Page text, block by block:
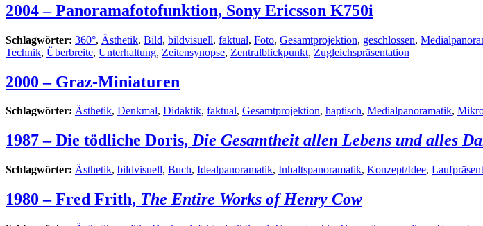
2004 – Panoramafotofunktion, Sony Ericsson K750i
Schlagwörter: 360°, Ästhetik, Bild, bildvisuell, faktual, Foto, Gesamtprojektion, geschlossen,
Technik, Überbreite, Unterhaltung, Zeitensynopse, Zentralblickpunkt, Zugleichspräsentation
2000 – Graz-Miniaturen
Schlagwörter: Ästhetik, Denkmal, Didaktik, faktual, Gesamtprojektion, haptisch, Medialpanoramatik,
1987 – Die tödliche Doris, Die Gesamtheit allen Lebens und alles
Schlagwörter: Ästhetik, bildvisuell, Buch, Idealpanoramatik, Inhaltspanoramatik, Konzept/Idee,
1980 – Fred Frith, The Entire Works of Henry Cow